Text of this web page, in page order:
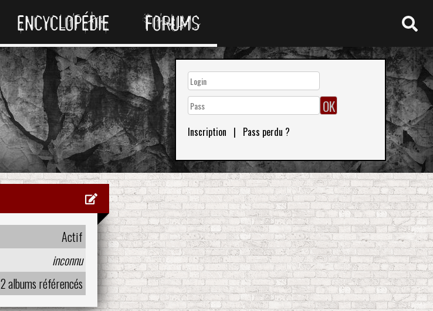
ENCYCLOPÉDIE FORUMS
Inscription | Pass perdu ?
Actif
inconnu
2 albums référencés